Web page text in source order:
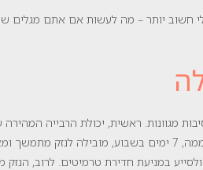
חשוב יותר – מה לעשות אם אתם מגלים
מגוונות. ראשית, יכולת הרבייה
במניעת חדירת טרמיטים. לרוב,